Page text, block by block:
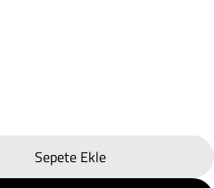
Takımı Jamil Bordo
Kişilik Nevresim Takımı
Sepete Ekle
Gönder